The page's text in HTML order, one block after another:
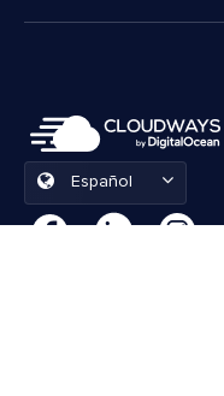
Español